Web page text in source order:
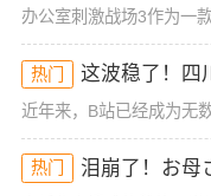
热门
热门